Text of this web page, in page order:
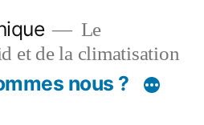
Le
et de la climatisation
nous ?